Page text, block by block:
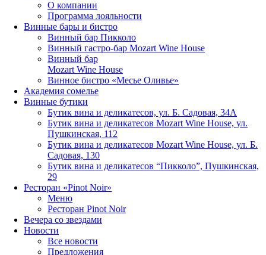
О компании
Программа лояльности
Винные бары и бистро
Винный бар Пикколо
Винный гастро-бар Mozart Wine House
Винный бар
Mozart Wine House
Винное бистро «Месье Оливье»
Академия сомелье
Винные бутики
Бутик вина и деликатесов, ул. Б. Садовая, 34А
Бутик вина и деликатесов Mozart Wine House, ул.
Пушкинская, 112
Бутик вина и деликатесов Mozart Wine House, ул. Б.
Садовая, 130
Бутик вина и деликатесов “Пикколо”, Пушкинская,
29
Ресторан «Pinot Noir»
Меню
Ресторан Pinot Noir
Вечера со звездами
Новости
Все новости
Предложения